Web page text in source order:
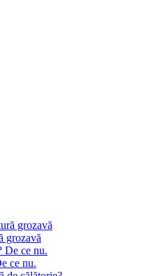
grozavă
ce nu.